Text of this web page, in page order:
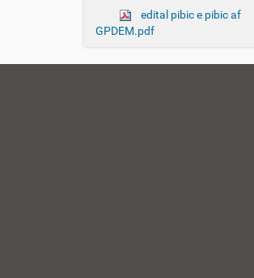
edital pibic e pibic af
GPDEM.pdf